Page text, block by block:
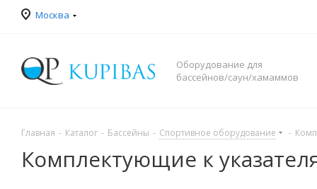
Москва
Оборудование для
бассейнов/саун/хамаммов
Главная - Каталог - Бассейны - Спортивное оборудование -
Комплектующие к